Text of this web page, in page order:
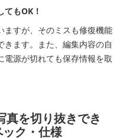
もOK！
ますが、そのミスも修復機能
ます。また、編集内容の自
源が切れても保存情報を取
真を切り抜きでき
ク・仕様